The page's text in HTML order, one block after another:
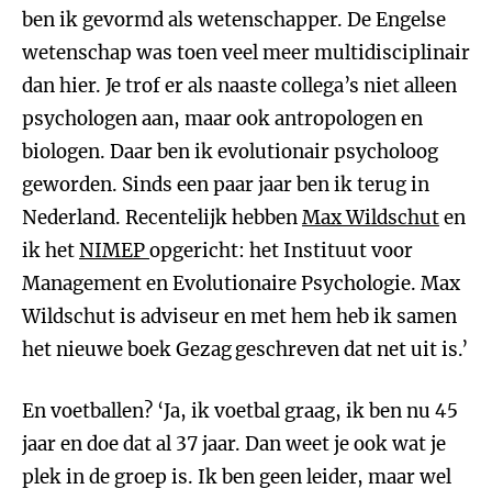
ben ik gevormd als wetenschapper. De Engelse
wetenschap was toen veel meer multidisciplinair
dan hier. Je trof er als naaste collega’s niet alleen
psychologen aan, maar ook antropologen en
biologen. Daar ben ik evolutionair psycholoog
geworden. Sinds een paar jaar ben ik terug in
Nederland. Recentelijk hebbenMax Wildschuten
ik hetNIMEPopgericht: het Instituut voor
Management en Evolutionaire Psychologie. Max
Wildschut is adviseur en met hem heb ik samen
het nieuwe boek Gezaggeschreven dat net uit is.’
En voetballen? ‘Ja, ik voetbal graag, ik ben nu 45
jaar en doe dat al 37 jaar. Dan weet je ook wat je
plek in de groep is. Ik ben geen leider, maar wel